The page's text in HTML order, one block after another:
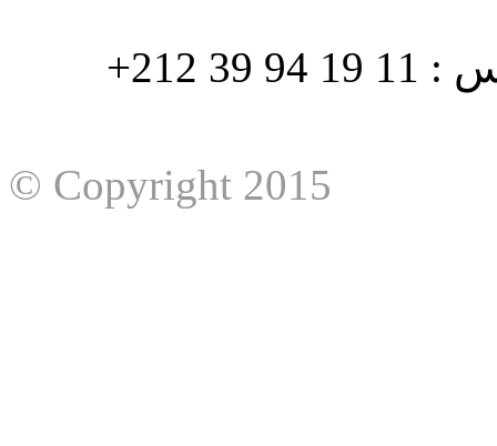
هاتف : 90/88 32 94 39 212+ فاكس : 11 19 94 39 212+
© Copyright 2015